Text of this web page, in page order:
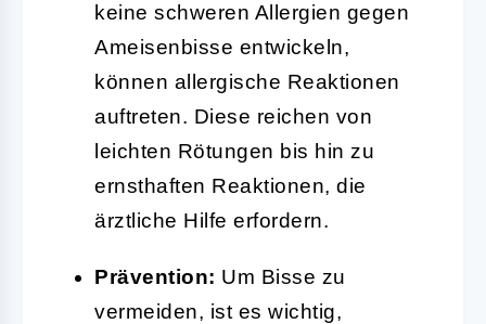
keine schweren Allergien gegen
Ameisenbisse entwickeln,
können allergische Reaktionen
auftreten. Diese reichen von
leichten Rötungen bis hin zu
ernsthaften Reaktionen, die
ärztliche Hilfe erfordern.
Prävention: Um Bisse zu
vermeiden, ist es wichtig,